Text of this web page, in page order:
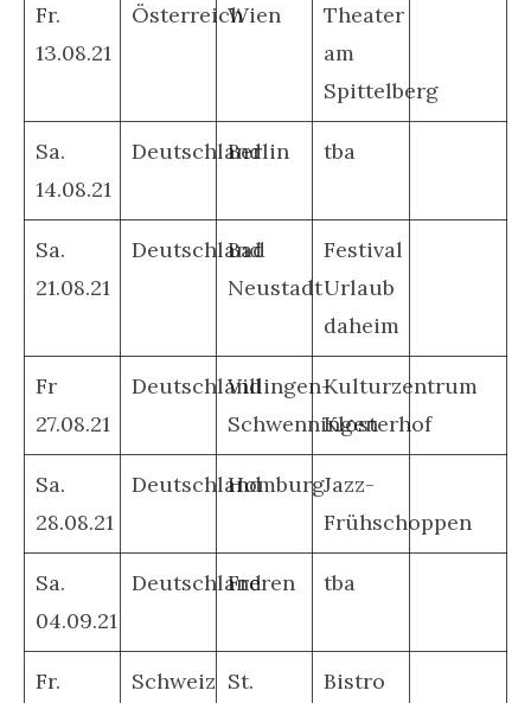
Fr.
13.08.21
ÖsterreichWien
Theater
am
Spittelberg
Sa.
14.08.21
Deutschland
Berlin tba
Sa.
21.08.21
Deutschland
Bad
Neustadt
Festival
Urlaub
daheim
Fr
27.08.21
DeutschlandVillingen-
Schwenningen
Kulturzentrum
Klosterhof
Sa.
28.08.21
DeutschlandHomburgJazz-
Frühschoppen
Sa.
04.09.21
DeutschlandFreren tba
Fr.
Schweiz St.
Bistro